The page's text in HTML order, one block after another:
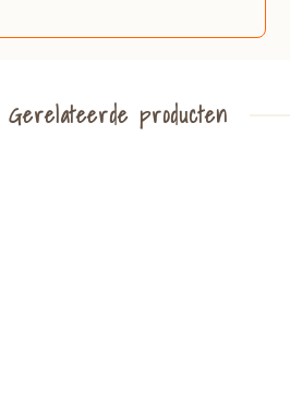
Gerelateerde producten